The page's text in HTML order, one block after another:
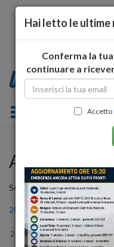
Toggle
Archivio
Seleziona l'anno
2006 2007 2008
2012 2013 2014
Hai letto le ultime
Conferma la tua
continuare a
Accetto